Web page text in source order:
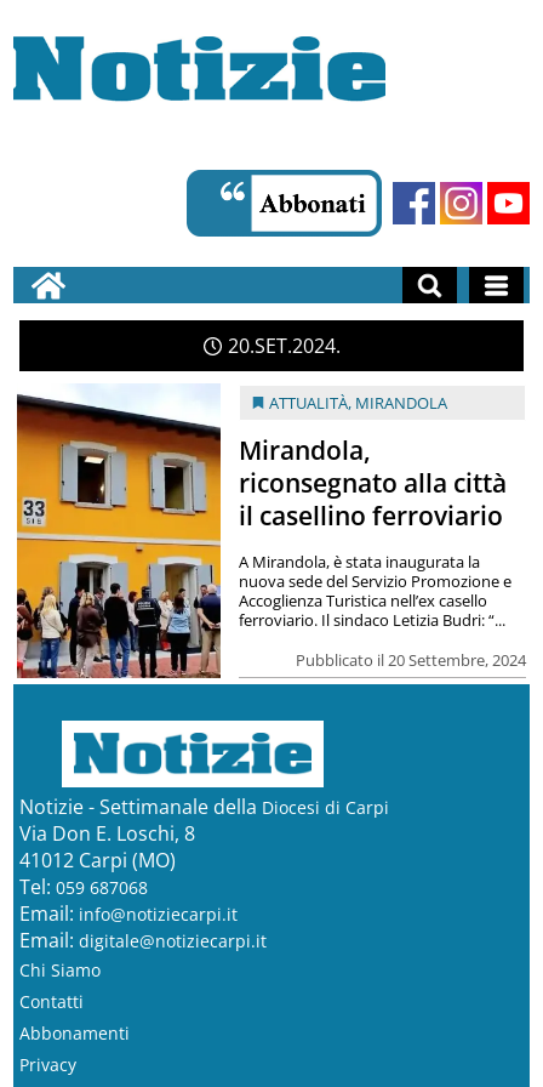
20 SET 2024
ATTUALITÀ, MIRANDOLA
Mirandola,
riconsegnato alla città
il casellino ferroviario
Pubblicato il 20 Settembre, 2024
A Mirandola, è stata inaugurata la
nuova sede del Servizio Promozione e
Accoglienza Turistica nell’ex casello
ferroviario. Il sindaco Letizia Budri: “...
Notizie - Settimanale della Diocesi di Carpi
Via Don E. Loschi, 8
41012 Carpi (MO)
Tel: 059 687068
Email: info@notiziecarpi.it
Email: digitale@notiziecarpi.it
Chi Siamo
Contatti
Abbonamenti
Privacy